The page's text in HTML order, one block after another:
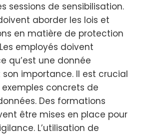
sessions de sensibilisation.
aborder les lois et
en matière de protection
employés doivent
qu’est une donnée
son importance. Il est crucial
concrets de
Des formations
être mises en place pour
L’utilisation de